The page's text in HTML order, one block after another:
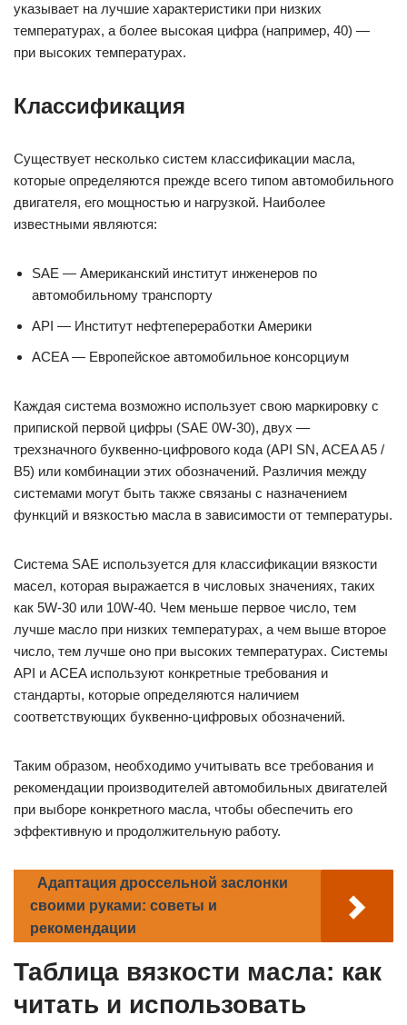
указывает на лучшие характеристики при низких
температурах, а более высокая цифра (например, 40) —
при высоких температурах.
Классификация
Существует несколько систем классификации масла,
которые определяются прежде всего типом автомобильного
двигателя, его мощностью и нагрузкой. Наиболее
известными являются:
SAE — Американский институт инженеров по
автомобильному транспорту
API — Институт нефтепереработки Америки
ACEA — Европейское автомобильное консорциум
Каждая система возможно использует свою маркировку с
припиской первой цифры (SAE 0W-30), двух —
трехзначного буквенно-цифрового кода (API SN, ACEA A5 /
B5) или комбинации этих обозначений. Различия между
системами могут быть также связаны с назначением
функций и вязкостью масла в зависимости от температуры.
Система SAE используется для классификации вязкости
масел, которая выражается в числовых значениях, таких
как 5W-30 или 10W-40. Чем меньше первое число, тем
лучше масло при низких температурах, а чем выше второе
число, тем лучше оно при высоких температурах. Системы
API и ACEA используют конкретные требования и
стандарты, которые определяются наличием
соответствующих буквенно-цифровых обозначений.
Таким образом, необходимо учитывать все требования и
рекомендации производителей автомобильных двигателей
при выборе конкретного масла, чтобы обеспечить его
эффективную и продолжительную работу.
Адаптация дроссельной заслонки
своими руками: советы и
рекомендации
Таблица вязкости масла: как
читать и использовать